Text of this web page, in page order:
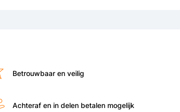
Betrouwbaar en veilig
Achteraf en in delen betalen mogelijk